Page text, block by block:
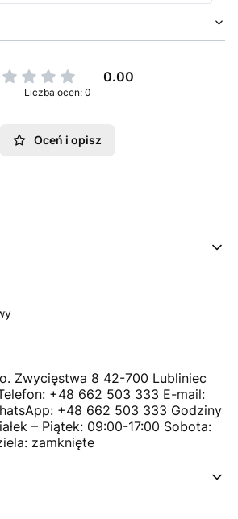
0.00
Liczba ocen: 0
Oceń i opisz
Zwycięstwa 8 42-700 Lubliniec
+48 662 503 333 E-mail:
+48 662 503 333 Godziny
– Piątek: 09:00-17:00 Sobota:
zamknięte